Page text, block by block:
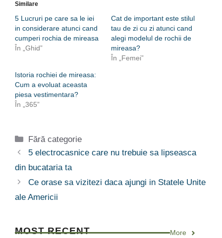
Similare
5 Lucruri pe care sa le iei
in considerare atunci cand
cumperi rochia de mireasa
În „Ghid”
Cat de important este stilul
tau de zi cu zi atunci cand
alegi modelul de rochii de
mireasa?
În „Femei”
Istoria rochiei de mireasa:
Cum a evoluat aceasta
piesa vestimentara?
În „365”
Categorii
Fără categorie
5 electrocasnice care nu trebuie sa lipseasca
din bucataria ta
Ce orase sa vizitezi daca ajungi in Statele Unite
ale Americii
MOST RECENT More